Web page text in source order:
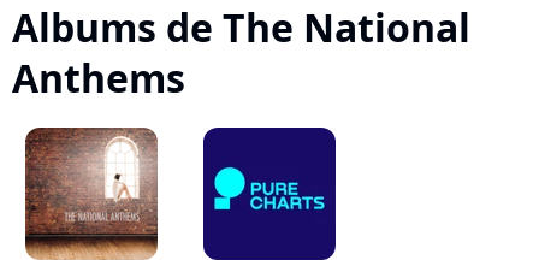
Albums de The National
Anthems